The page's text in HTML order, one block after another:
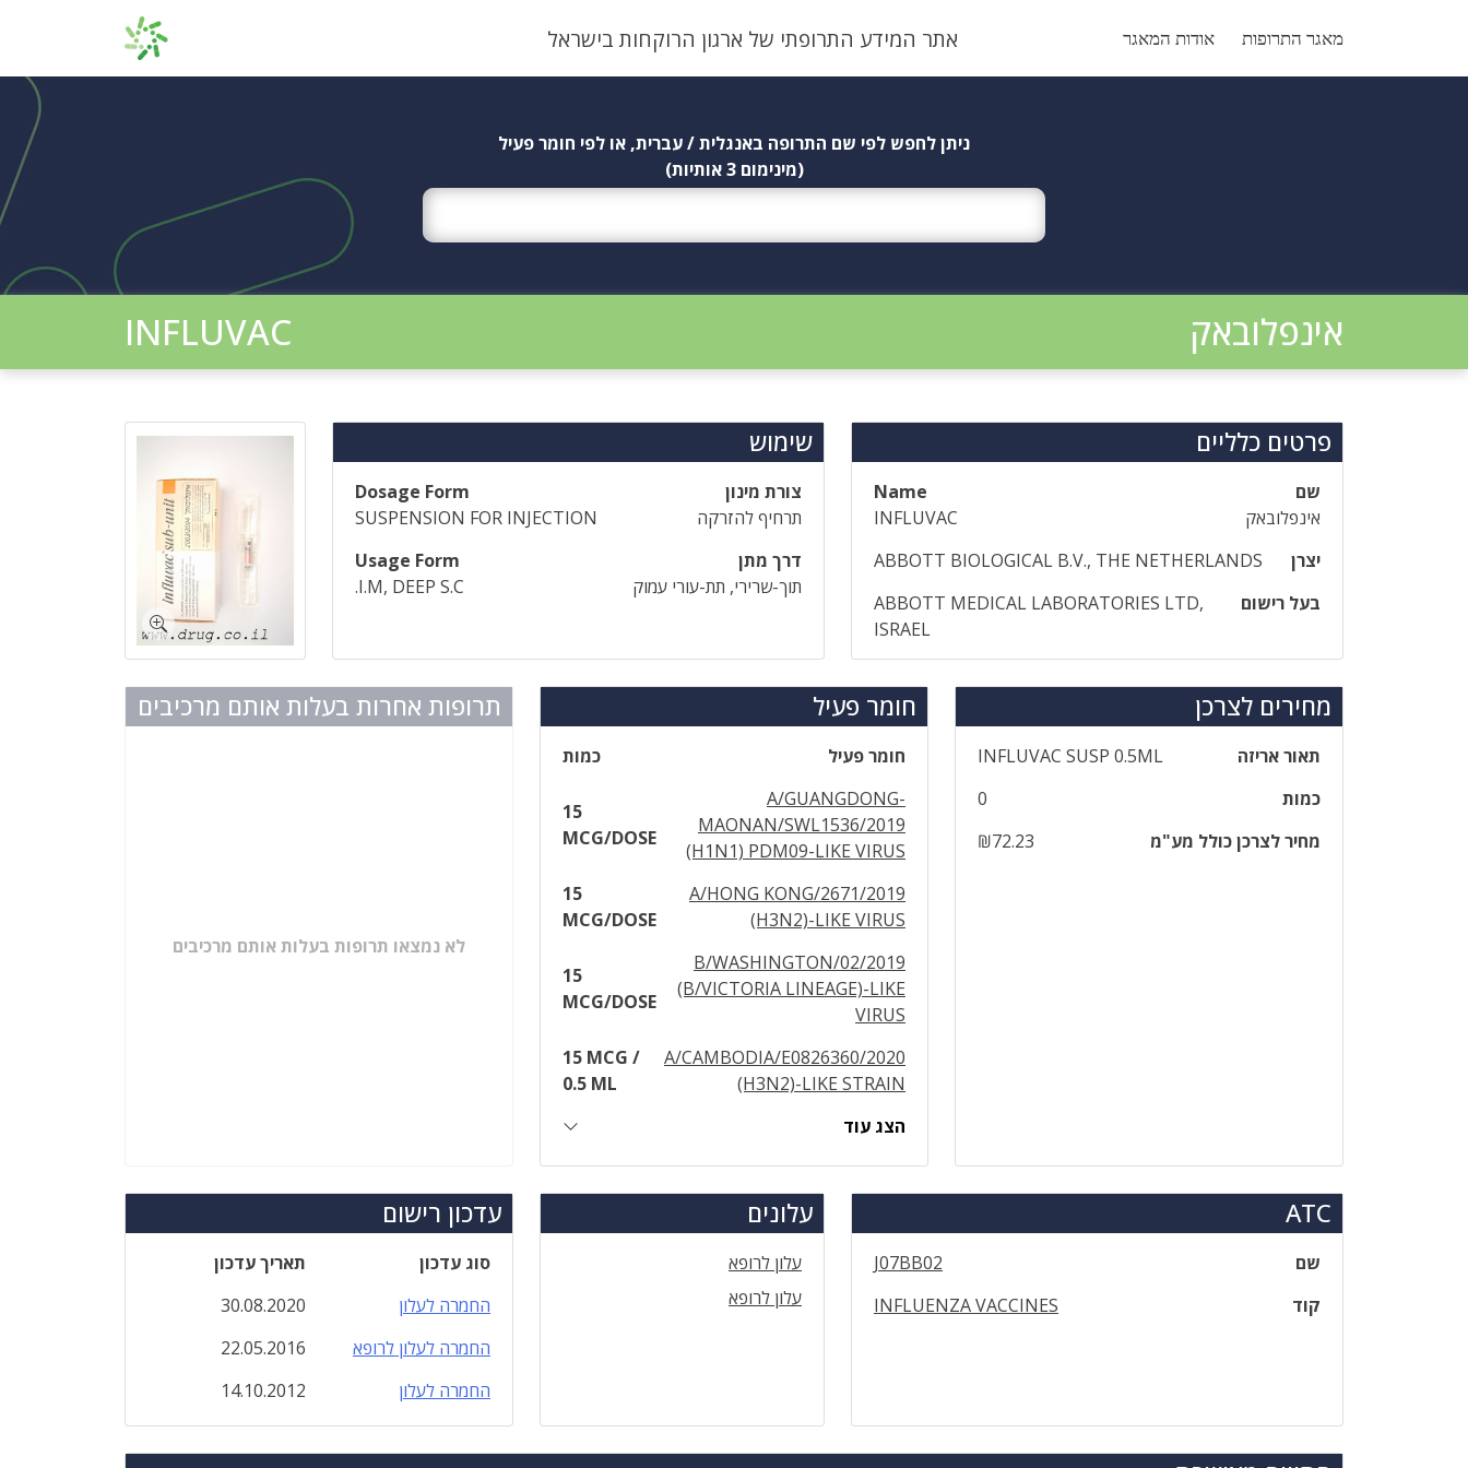
מאגר התרופות אודות המאגר אתר המידע התרופתי של ארגון הרוקחות בישראל
ניתן לחפש לפי שם התרופה באנגלית / עברית, או לפי חומר פעיל
(מינימום 3 אותיות)
אינפלובאק INFLUVAC
פרטים כלליים
שם
Name
אינפלובאק
INFLUVAC
יצרן
ABBOTT BIOLOGICAL B.V., THE NETHERLANDS
בעל רישום
ABBOTT MEDICAL LABORATORIES LTD,
ISRAEL
שימוש
צורת מינון
Dosage Form
תרחיף להזרקה
SUSPENSION FOR INJECTION
דרך מתן
Usage Form
תוך-שרירי, תת-עורי עמוק
I.M, DEEP S.C.
מחירים לצרכן
תאור אריזה
‎INFLUVAC‎ ‎SUSP‎ ‎0‎.‎5‎ML
כמות
0
מחיר לצרכן כולל מע"מ
₪72.23
חומר פעיל
חומר פעיל
כמות
A/GUANGDONG-
MAONAN/SWL1536/2019
(H1N1) PDM09-LIKE VIRUS
15
MCG/DOSE
A/HONG KONG/2671/2019
(H3N2)-LIKE VIRUS
15
MCG/DOSE
B/WASHINGTON/02/2019
(B/VICTORIA LINEAGE)-LIKE
VIRUS
15
MCG/DOSE
A/CAMBODIA/E0826360/2020
(H3N2)-LIKE STRAIN
15 MCG /
0.5 ML
הצג עוד
תרופות אחרות בעלות אותם מרכיבים
לא נמצאו תרופות בעלות אותם מרכיבים
ATC
שם
J07BB02
קוד
INFLUENZA VACCINES
עלונים
עלון לרופא
עלון לרופא
עדכון רישום
סוג עדכון
תאריך עדכון
החמרה לעלון
30.08.2020
החמרה לעלון לרופא
22.05.2016
החמרה לעלון
14.10.2012